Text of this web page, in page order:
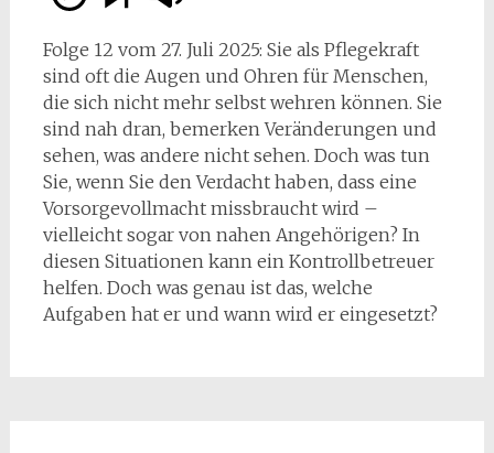
Folge 12 vom 27. Juli 2025: Sie als Pflegekraft
sind oft die Augen und Ohren für Menschen,
die sich nicht mehr selbst wehren können. Sie
sind nah dran, bemerken Veränderungen und
sehen, was andere nicht sehen. Doch was tun
Sie, wenn Sie den Verdacht haben, dass eine
Vorsorgevollmacht missbraucht wird –
vielleicht sogar von nahen Angehörigen? In
diesen Situationen kann ein Kontrollbetreuer
helfen. Doch was genau ist das, welche
Aufgaben hat er und wann wird er eingesetzt?